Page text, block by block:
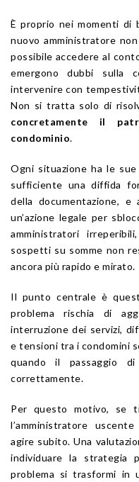
È proprio nei momenti di
nuovo amministratore
possibile accedere al
emergono dubbi sulla
intervenire con
Non si tratta solo di
concretamente il
condominio.
Ogni situazione ha le
sufficiente una diffida
della documentazione,
un’azione legale per
amministratori
sospetti su somme non
ancora più rapido e mirato.
Il punto centrale è
problema rischia di
interruzione dei servizi,
e tensioni tra i condomini
quando il passaggio
correttamente.
Per questo motivo, se
l’amministratore
agire subito. Una
individuare la strategia
problema si trasformi in